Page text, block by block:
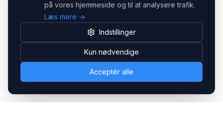
på vores hjemmeside og til at analysere trafik.
Læs mere →
Indstillinger
Kun nødvendige
Acceptér alle